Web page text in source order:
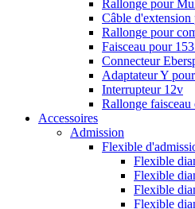
Rallonge pour
Câble
Rallonge pour
Faisceau pour
Connecteur
Adaptateur Y
Interrupteur 12v
Rallonge faisceau
Accessoires
Admission
Flexible
Flexible
Flexible
Flexible
Flexible